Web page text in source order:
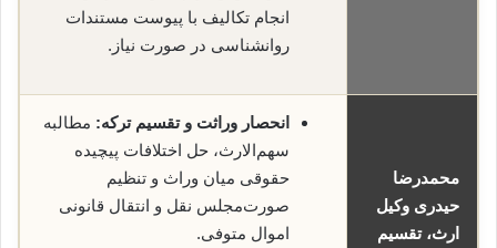
انجام تکالیف با پیوست مستندات
روانشناسی در صورت نیاز.
محمدرضا
حیدری وکیل
ارث، تقسیم
انحصار وراثت و تقسیم ترکه: مطالبه
سهم‌الارث، حل اختلافات پیچیده
حقوقی میان وراث و تنظیم
صورت‌مجلس نقل و انتقال قانونی
اموال متوفی.